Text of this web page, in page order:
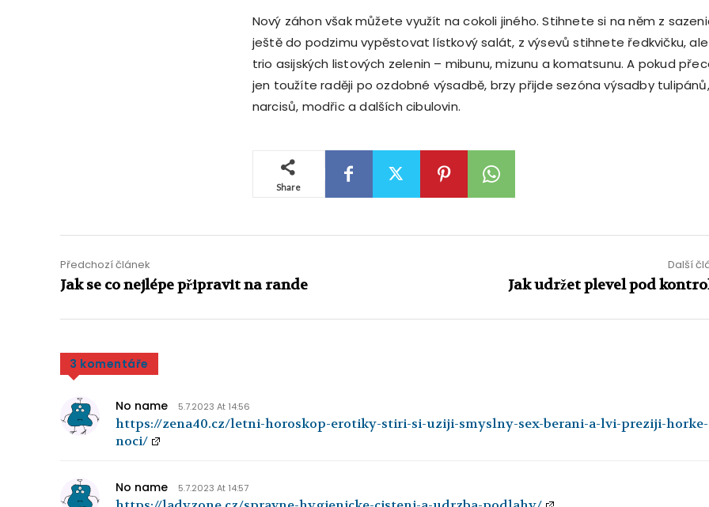
Nový záhon však můžete využít na cokoli jiného. Stihnete si na něm z
ještě do podzimu vypěstovat lístkový salát, z výsevů stihnete ředkvičku,
trio asijských listových zelenin – mibunu, mizunu a komatsunu. A pokud
jen toužíte raději po ozdobné výsadbě, brzy přijde sezóna výsadby tulipánů,
narcisů, modřic a dalších cibulovin.
Share
Předchozí článek
Jak se co nejlépe připravit na rande
Další
Jak udržet plevel pod
3 komentáře
No name 5.7.2023 At 14:56
https://zena40.cz/letni-horoskop-erotiky-stiri-si-uziji-smyslny-sex-berani-a-lvi-preziji-horke-
noci/
No name 5.7.2023 At 14:57